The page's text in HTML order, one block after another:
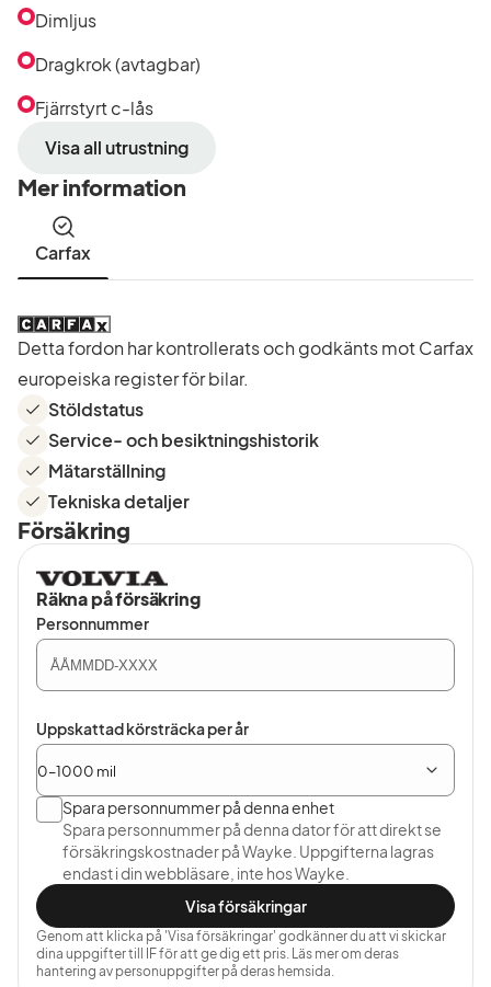
Dimljus
Dragkrok (avtagbar)
Fjärrstyrt c-lås
Visa all utrustning
Mer information
Carfax
Detta fordon har kontrollerats och godkänts mot Carfax
europeiska register för bilar.
Stöldstatus
Service- och besiktningshistorik
Mätarställning
Tekniska detaljer
Försäkring
Räkna på försäkring
Personnummer
Uppskattad körsträcka per år
Spara personnummer på denna enhet
Spara personnummer på denna dator för att direkt se
försäkringskostnader på Wayke. Uppgifterna lagras
endast i din webbläsare, inte hos Wayke.
Visa försäkringar
Genom att klicka på 'Visa försäkringar' godkänner du att vi skickar
dina uppgifter till IF för att ge dig ett pris. Läs mer om deras
hantering av personuppgifter på deras hemsida.